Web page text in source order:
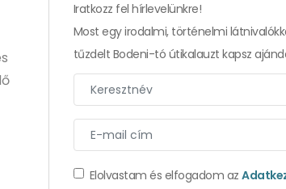
Iratkozz fel hírlevelünkre!
Most egy irodalmi, történelmi
tűzdelt Bodeni-tó útikalauzt kapsz
Elolvastam és elfogadom az